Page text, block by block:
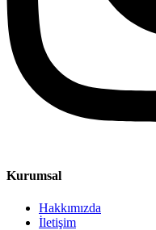
Kurumsal
Hakkımızda
İletişim